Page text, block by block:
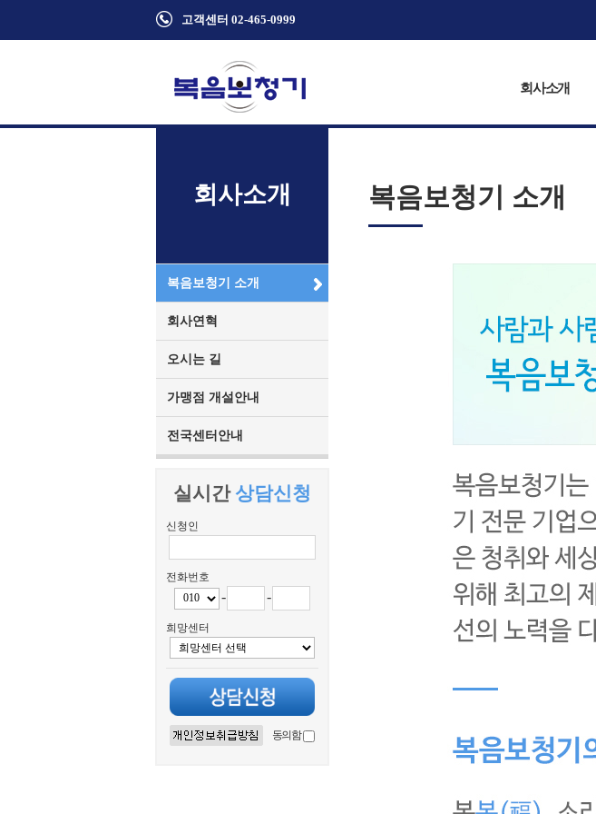
고객센터 02-465-0999
회사소개
회사소개
복음보청기 소개
회사연혁
오시는 길
가맹점 개설안내
전국센터안내
실시간상담신청
신청인
전화번호
- -
희망센터
동의함
복음보청기 소개